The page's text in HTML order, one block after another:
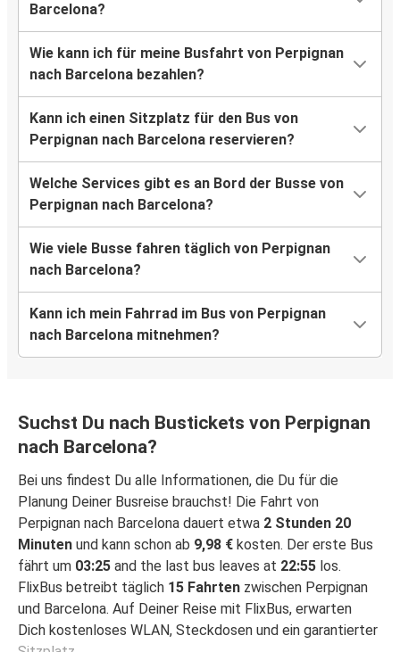
Barcelona?
Wie kann ich für meine Busfahrt von Perpignan
nach Barcelona bezahlen?
Kann ich einen Sitzplatz für den Bus von
Perpignan nach Barcelona reservieren?
Welche Services gibt es an Bord der Busse von
Perpignan nach Barcelona?
Wie viele Busse fahren täglich von Perpignan
nach Barcelona?
Kann ich mein Fahrrad im Bus von Perpignan
nach Barcelona mitnehmen?
Suchst Du nach Bustickets von Perpignan
nach Barcelona?
Bei uns findest Du alle Informationen, die Du für die
Planung Deiner Busreise brauchst! Die Fahrt von
Perpignan nach Barcelona dauert etwa 2 Stunden 20
Minuten und kann schon ab 9,98 € kosten. Der erste Bus
fährt um 03:25 and the last bus leaves at 22:55 los.
FlixBus betreibt täglich 15 Fahrten zwischen Perpignan
und Barcelona. Auf Deiner Reise mit FlixBus, erwarten
Dich kostenloses WLAN, Steckdosen und ein garantierter